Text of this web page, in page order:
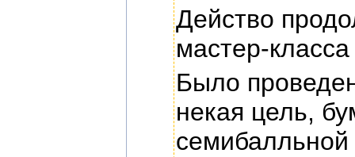
Действо
мастер-
Было
некая цель,
семибалльной